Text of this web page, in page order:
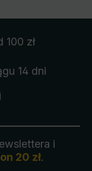
100 zł
14 dni
i
20 zł.